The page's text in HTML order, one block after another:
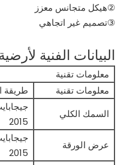
②هيكل متجانس معزز
③تصميم غير اتجاهي
البيانات الفنية
معلومات تقنية
معلومات تقنية
طريقة
السمك الكلي
2015
عرض الورقة
2015